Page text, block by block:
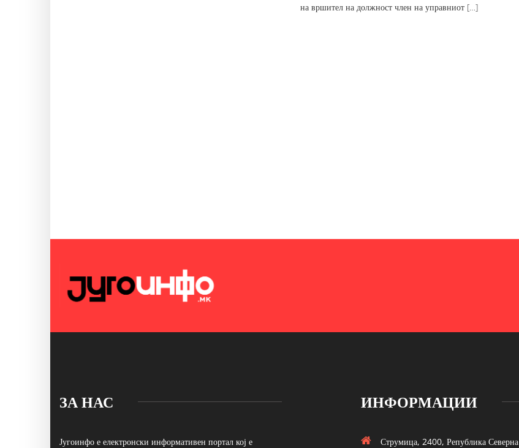
на вршител на должност член на управниот […]
ЗА НАС
Југоинфо е електронски информативен портал кој е
ИНФОРМАЦИИ
Струмица, 2400, Република Северна